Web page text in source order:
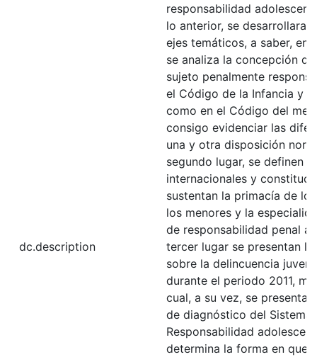
dc.description
responsabilidad
lo anterior, se
ejes temáticos, a saber, en
se analiza la concepción
sujeto penalmente
el Código de la Infancia y
como en el Código del
consigo evidenciar las
una y otra disposición
segundo lugar, se definen
internacionales y
sustentan la primacía de
los menores y la
de responsabilidad penal
tercer lugar se presentan
sobre la delincuencia
durante el periodo 2011,
cual, a su vez, se
de diagnóstico del Sistema
Responsabilidad
determina la forma en que